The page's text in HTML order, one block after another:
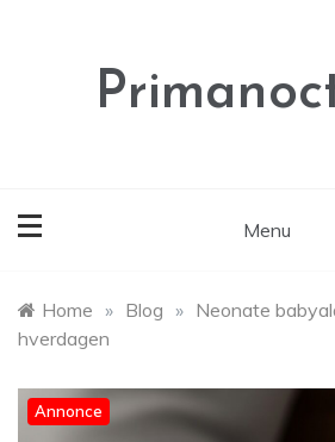
Menu
Home » Blog » Neonate
hverdagen
Annonce